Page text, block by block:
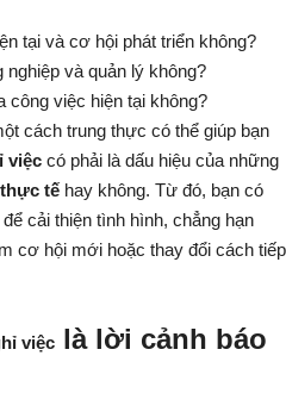
tại và cơ hội phát triển không?
và quản lý không?
công việc hiện tại không?
cách trung thực có thể giúp bạn
việc có phải là dấu hiệu của những
tế hay không. Từ đó, bạn có
cải thiện tình hình, chẳng hạn
cơ hội mới hoặc thay đổi cách tiếp
việc là lời cảnh báo